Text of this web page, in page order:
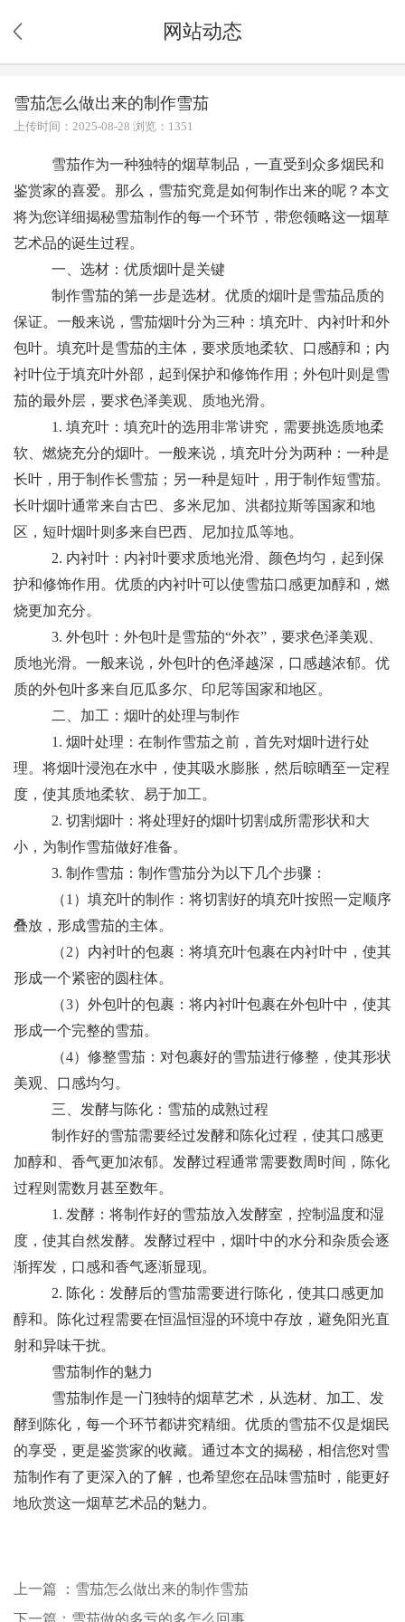
网站动态
雪茄怎么做出来的制作雪茄
上传时间：2025-08-28 浏览：1351
雪茄作为一种独特的烟草制品，一直受到众多烟民和
鉴赏家的喜爱。那么，雪茄究竟是如何制作出来的呢？本文
将为您详细揭秘雪茄制作的每一个环节，带您领略这一烟草
艺术品的诞生过程。
一、选材：优质烟叶是关键
制作雪茄的第一步是选材。优质的烟叶是雪茄品质的
保证。一般来说，雪茄烟叶分为三种：填充叶、内衬叶和外
包叶。填充叶是雪茄的主体，要求质地柔软、口感醇和；内
衬叶位于填充叶外部，起到保护和修饰作用；外包叶则是雪
茄的最外层，要求色泽美观、质地光滑。
1. 填充叶：填充叶的选用非常讲究，需要挑选质地柔
软、燃烧充分的烟叶。一般来说，填充叶分为两种：一种是
长叶，用于制作长雪茄；另一种是短叶，用于制作短雪茄。
长叶烟叶通常来自古巴、多米尼加、洪都拉斯等国家和地
区，短叶烟叶则多来自巴西、尼加拉瓜等地。
2. 内衬叶：内衬叶要求质地光滑、颜色均匀，起到保
护和修饰作用。优质的内衬叶可以使雪茄口感更加醇和，燃
烧更加充分。
3. 外包叶：外包叶是雪茄的“外衣”，要求色泽美观、
质地光滑。一般来说，外包叶的色泽越深，口感越浓郁。优
质的外包叶多来自厄瓜多尔、印尼等国家和地区。
二、加工：烟叶的处理与制作
1. 烟叶处理：在制作雪茄之前，首先对烟叶进行处
理。将烟叶浸泡在水中，使其吸水膨胀，然后晾晒至一定程
度，使其质地柔软、易于加工。
2. 切割烟叶：将处理好的烟叶切割成所需形状和大
小，为制作雪茄做好准备。
3. 制作雪茄：制作雪茄分为以下几个步骤：
（1）填充叶的制作：将切割好的填充叶按照一定顺序
叠放，形成雪茄的主体。
（2）内衬叶的包裹：将填充叶包裹在内衬叶中，使其
形成一个紧密的圆柱体。
（3）外包叶的包裹：将内衬叶包裹在外包叶中，使其
形成一个完整的雪茄。
（4）修整雪茄：对包裹好的雪茄进行修整，使其形状
美观、口感均匀。
三、发酵与陈化：雪茄的成熟过程
制作好的雪茄需要经过发酵和陈化过程，使其口感更
加醇和、香气更加浓郁。发酵过程通常需要数周时间，陈化
过程则需数月甚至数年。
1. 发酵：将制作好的雪茄放入发酵室，控制温度和湿
度，使其自然发酵。发酵过程中，烟叶中的水分和杂质会逐
渐挥发，口感和香气逐渐显现。
2. 陈化：发酵后的雪茄需要进行陈化，使其口感更加
醇和。陈化过程需要在恒温恒湿的环境中存放，避免阳光直
射和异味干扰。
雪茄制作的魅力
雪茄制作是一门独特的烟草艺术，从选材、加工、发
酵到陈化，每一个环节都讲究精细。优质的雪茄不仅是烟民
的享受，更是鉴赏家的收藏。通过本文的揭秘，相信您对雪
茄制作有了更深入的了解，也希望您在品味雪茄时，能更好
地欣赏这一烟草艺术品的魅力。
上一篇 ：雪茄怎么做出来的制作雪茄